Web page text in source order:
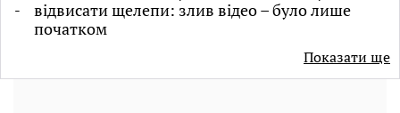
відвисати щелепи: злив відео – було лише
початком
Показати ще